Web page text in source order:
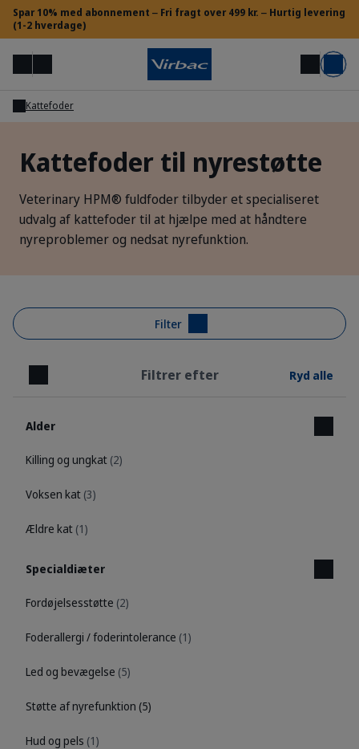
Spar 10% med abonnement ‒ ​Fri fragt over 499 kr. ‒ Hurtig levering
(1-2 hverdage)
MenuSøg Min konto Kurv
Brug for hjælp?
Kattefoder
Kattefoder til nyrestøtte
Veterinary HPM® fuldfoder tilbyder et specialiseret
udvalg af kattefoder til at hjælpe med at håndtere
nyreproblemer og nedsat nyrefunktion.
Filter
Luk Filtrer efter Ryd alle
Alder
Killing og ungkat (2)
Voksen kat (3)
Ældre kat (1)
Specialdiæter
Fordøjelsesstøtte (2)
Foderallergi / foderintolerance (1)
Led og bevægelse (5)
Støtte af nyrefunktion (5)
Hud og pels (1)